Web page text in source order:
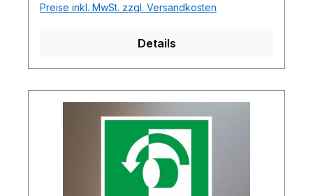
Preise inkl. MwSt. zzgl. Versandkosten
Details